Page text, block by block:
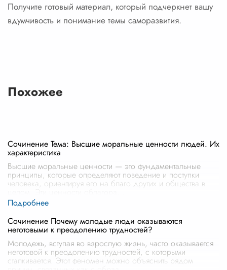
Получите готовый материал, который подчеркнет вашу
вдумчивость и понимание темы саморазвития.
Похожее
Сочинение Тема: Высшие моральные ценности людей. Их
характеристика
Высшие моральные ценности — это фундаментальные
принципы, которые определяют поведение и поступки
человека, ориентируя его на благо других и общества в
Сочинение Почему молодые люди оказываются
неготовыми к преодолению трудностей?
Молодежь, вступая во взрослую жизнь, часто оказывается
неготовой к преодолению трудностей, с которыми
сталкивается. Этот феномен можно объяснить рядом